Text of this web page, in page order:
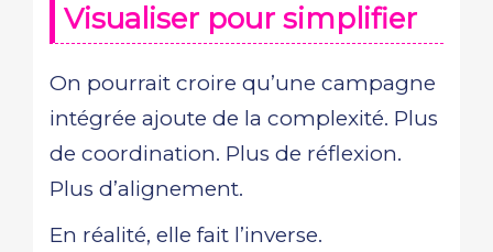
Visualiser pour simplifier
On pourrait croire qu’une campagne
intégrée ajoute de la complexité. Plus
de coordination. Plus de réflexion.
Plus d’alignement.
En réalité, elle fait l’inverse.